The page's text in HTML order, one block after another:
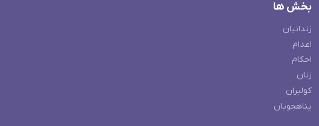
بخش ها
زندانیان
اعدام
احکام
زنان
کولبران
پناهجویان